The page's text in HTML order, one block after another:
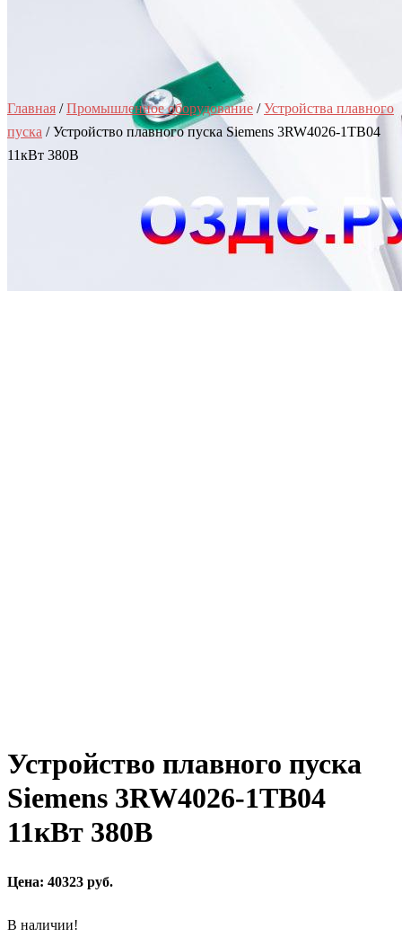
Главная /Промышленное оборудование /Устройства плавного
пуска / Устройство плавного пуска Siemens 3RW4026-1TB04
11кВт 380В
Устройство плавного пуска
Siemens 3RW4026-1TB04
11кВт 380В
Цена: 40323 руб.
В наличии!